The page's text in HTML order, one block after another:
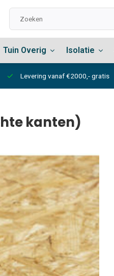
Tuin Overig Isolatie
Levering vanaf €2000,- gratis
kanten)